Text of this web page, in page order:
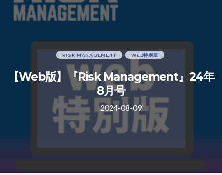
RISK MANAGEMENT WEB特別版
【Web版】『Risk Management』24年
8月号
2024-08-09